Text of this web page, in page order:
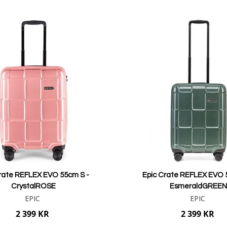
REFLEX EVO 55cm S -
CrystalROSE
EPIC
2 399 KR
Epic Crate REFLEX EVO
EsmeraldGREEN
EPIC
2 399 KR